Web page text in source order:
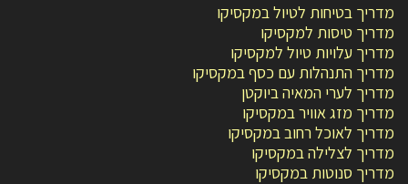
מדריך בטיחות לטיול במקסיקו
מדריך טיסות למקסיקו
מדריך עלויות טיול למקסיקו
מדריך התנהלות עם כסף במקסיקו
מדריך לערי המאיה ביוקטן
מדריך מזג אוויר במקסיקו
מדריך לאוכל רחוב במקסיקו
מדריך לצלילה במקסיקו
מדריך סנוטות במקסיקו